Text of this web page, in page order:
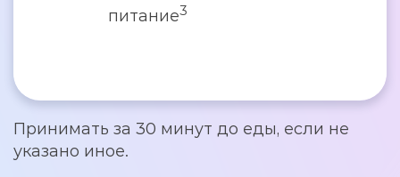
питание3
Принимать за 30 минут до еды, если не
указано иное.